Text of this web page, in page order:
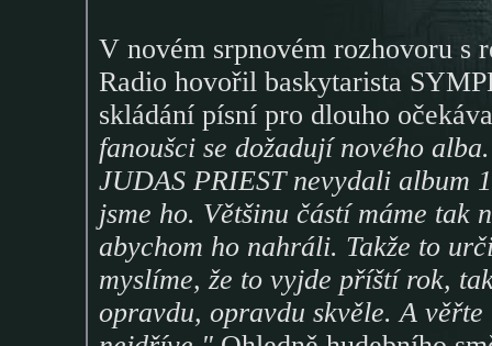
V novém srpnovém rozhovoru s
Radio hovořil baskytarista
skládání písní pro dlouho
fanoušci se dožadují nového
JUDAS PRIEST nevydali album
jsme ho. Většinu částí máme tak
abychom ho nahráli. Takže to
myslíme, že to vyjde příští rok,
opravdu, opravdu skvěle. A